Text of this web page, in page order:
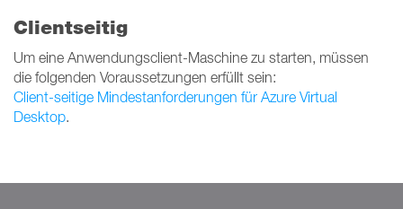
Clientseitig
Um eine Anwendungsclient-Maschine zu starten, müssen
die folgenden Voraussetzungen erfüllt sein:
Client-seitige Mindestanforderungen für Azure Virtual
Desktop.